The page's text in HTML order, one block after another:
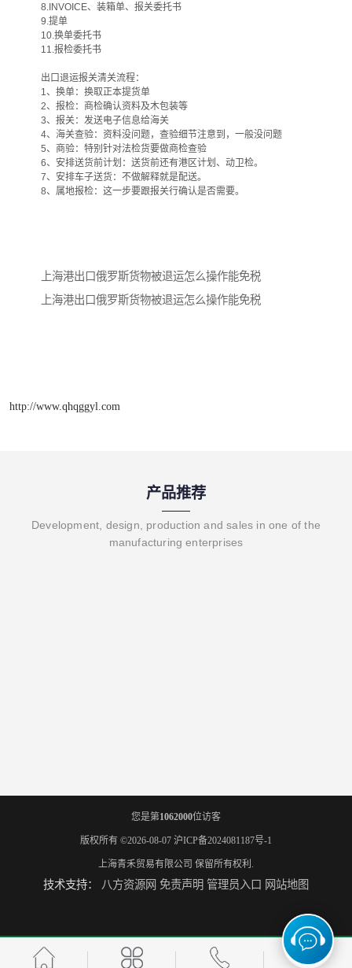
8.INVOICE、装箱单、报关委托书
9.提单
10.换单委托书
11.报检委托书
出口退运报关清关流程：
1、换单：换取正本提货单
2、报检：商检确认资料及木包装等
3、报关：发送电子信息给海关
4、海关查验：资料没问题，查验细节注意到，一般没问题
5、商验：特别针对法检货要做商检查验
6、安排送货前计划：送货前还有港区计划、动卫检。
7、安排车子送货：不做解释就是配送。
8、属地报检：这一步要跟报关行确认是否需要。
上海港出口俄罗斯货物被退运怎么操作能免税
上海港出口俄罗斯货物被退运怎么操作能免税
http://www.qhqggyl.com
产品推荐
Development, design, production and sales in one of the
manufacturing enterprises
您是第1062000位访客
版权所有 ©2026-08-07 沪ICP备2024081187号-1
上海青禾贸易有限公司 保留所有权利.
技术支持： 八方资源网 免责声明 管理员入口 网站地图